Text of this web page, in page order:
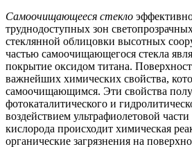
Самоочищающееся стекло
труднодоступных зон
стеклянной облицовки высотных
частью самоочищающегося стекла
покрытие оксидом титана.
важнейших химических свойства,
самоочищающимся. Эти свойства
фотокаталитического и
воздействием ультрафиолетовой
кислорода происходит химическая
органические загрязнения на